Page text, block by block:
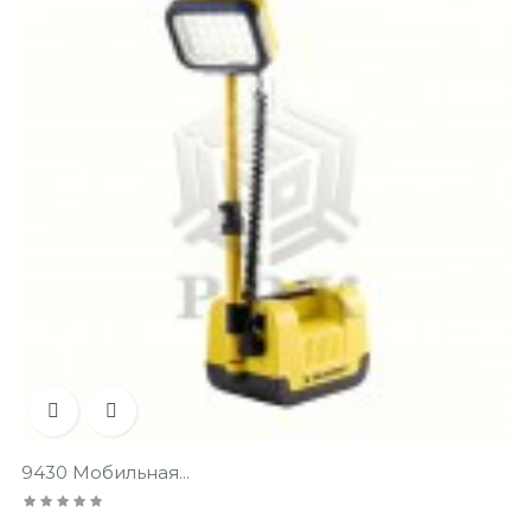
 
9430 Мобильная...